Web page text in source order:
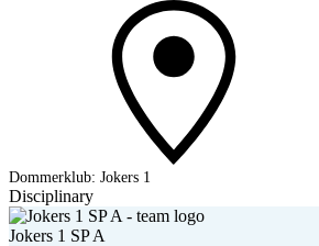
Dommerklub: Jokers 1
Disciplinary
Jokers 1 SP A